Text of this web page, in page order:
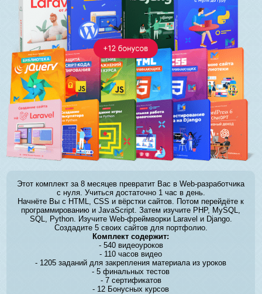
Этот комплект за 8 месяцев превратит Вас в Web-разработчика
с нуля. Учиться достаточно 1 час в день.
Начнёте Вы с HTML, CSS и вёрстки сайтов. Потом перейдёте к
программированию и JavaScript. Затем изучите PHP, MySQL,
SQL, Python. Изучите Web-фреймворки Laravel и Django.
Создадите 5 своих сайтов для портфолио.
Комплект содержит:
- 540 видеоуроков
- 110 часов видео
- 1205 заданий для закрепления материала из уроков
- 5 финальных тестов
- 7 сертификатов
- 12 Бонусных курсов